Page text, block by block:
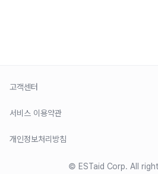
고객센터
서비스 이용약관
개인정보처리방침
© ESTaid Corp. All